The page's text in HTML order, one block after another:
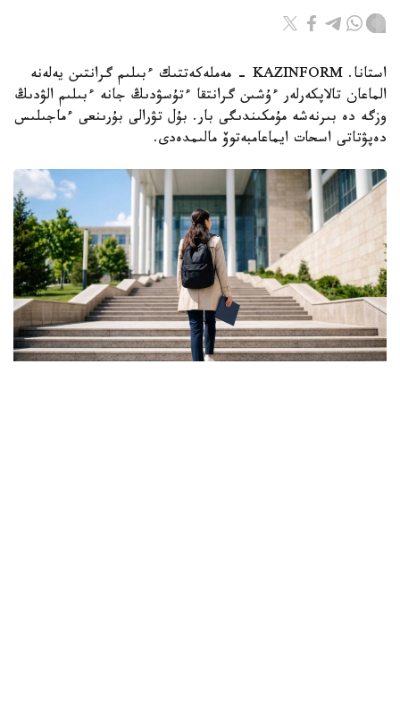
استانا. KAZINFORM - مەملەكەتتىك ءبىلىم گرانتىن يەلەنە
الماعان تالاپكەرلەر ءۇشىن گرانتقا ءتۇسۋدىڭ جانە ءبىلىم الۋدىڭ
وزگە دە بىرنەشە مۇمكىندىگى بار. بۇل تۋرالى بۇرىنعى ءماجىلىس
دەپۋتاتى اسحات ايماعامبەتوۆ مالىمدەدى.